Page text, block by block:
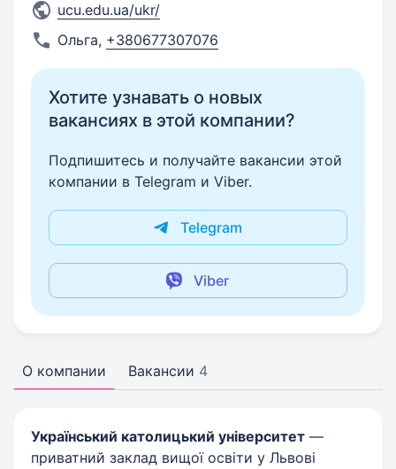
ucu.edu.ua/ukr/
Ольга, +380677307076
Хотите узнавать о новых
вакансиях в этой компании?
Подпишитесь и получайте вакансии этой
компании в Telegram и Viber.
Telegram
Viber
О компании Вакансии 4
Український католицький університет —
приватний заклад вищої освіти у Львові